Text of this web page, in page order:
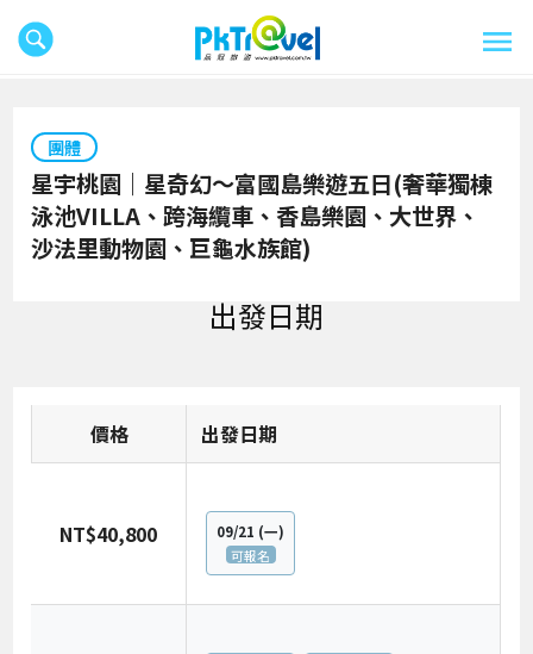
團體
星宇桃園｜星奇幻～富國島樂遊五日(奢華獨棟
泳池VILLA、跨海纜車、香島樂園、大世界、
沙法里動物園、巨龜水族館)
出發日期
價格 日期
NT$40,800 09/21 (一)
可報名